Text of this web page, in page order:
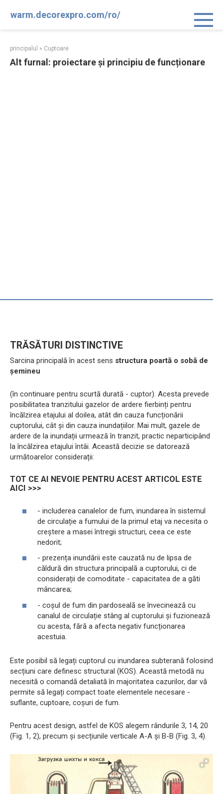
warm.decorexpro.com/ro/
principalul » Cuptoare
Alt furnal: proiectare și principiu de funcționare
TRĂSĂTURI DISTINCTIVE
Sarcina principală în acest sens structura poartă o sobă de
șemineu
(în continuare pentru scurtă durată - cuptor). Acesta prevede
posibilitatea tranzitului gazelor de ardere fierbinți pentru
încălzirea etajului al doilea, atât din cauza funcționării
cuptorului, cât și din cauza inundațiilor. Mai mult, gazele de
ardere de la inundații urmează în tranzit, practic neparticipând
la încălzirea etajului întâi. Această decizie se datorează
următoarelor considerații:
TOT CE AI NEVOIE PENTRU ACEST ARTICOL ESTE
AICI >>>
- includerea canalelor de fum, inundarea în sistemul
de circulație a fumului de la primul etaj va necesita o
creștere a masei întregii structuri, ceea ce este
nedorit;
- prezența inundării este cauzată nu de lipsa de
căldură din structura principală a cuptorului, ci de
considerații de comoditate - capacitatea de a găti
mâncarea;
- coșul de fum din pardoseală se învecinează cu
canalul de circulație stâng al cuptorului și fuzionează
cu acesta, fără a afecta negativ funcționarea
acestuia.
Este posibil să legați cuptorul cu inundarea subterană folosind
secțiuni care definesc structural (KOS). Această metodă nu
necesită o comandă detaliată în majoritatea cazurilor, dar vă
permite să legați compact toate elementele necesare -
suflante, cuptoare, coșuri de fum.
Pentru acest design, astfel de KOS alegem rândurile 3, 14, 20
(Fig. 1, 2), precum și secțiunile verticale A-A și B-B (Fig. 3, 4).